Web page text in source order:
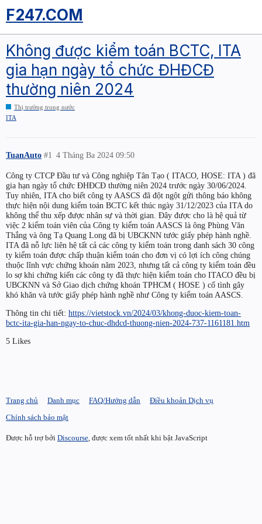
F247.COM
Không được kiểm toán BCTC, ITA
gia hạn ngày tổ chức ĐHĐCĐ
thường niên 2024
Thị trường trong nước
ITA
TuanAuto 4 Tháng Ba 2024 09:50
#1
Công ty CTCP Đầu tư và Công nghiệp Tân Tạo ( ITACO, HOSE: ITA ) đã
gia hạn ngày tổ chức ĐHĐCĐ thường niên 2024 trước ngày 30/06/2024.
Tuy nhiên, ITA cho biết công ty AASCS đã đột ngột gửi thông báo không
thực hiện nội dung kiểm toán BCTC kết thúc ngày 31/12/2023 của ITA do
không thể thu xếp được nhân sự và thời gian. Đây được cho là hệ quả từ
việc 2 kiểm toán viên của Công ty kiểm toán AASCS là ông Phùng Văn
Thắng và ông Tạ Quang Long đã bị UBCKNN tước giấy phép hành nghề.
ITA đã nỗ lực liên hệ tất cả các công ty kiểm toán trong danh sách 30 công
ty kiểm toán được chấp thuận kiểm toán cho đơn vị có lợi ích công chúng
thuộc lĩnh vực chứng khoán năm 2023, nhưng tất cả công ty kiểm toán đều
lo sợ khi chứng kiến các công ty đã thực hiện kiểm toán cho ITACO đều bị
UBCKNN và Sở Giao dịch chứng khoán TPHCM ( HOSE ) cố tình gây
khó khăn và tước giấy phép hành nghề như Công ty kiểm toán AASCS.
Thông tin chi tiết: https://vietstock.vn/2024/03/khong-duoc-kiem-toan-
bctc-ita-gia-han-ngay-to-chuc-dhdcd-thuong-nien-2024-737-1161181.htm
5 Likes
Trang chủ Danh mục FAQ/Hướng dẫn
Điều khoản Dịch vụ
Chính sách bảo mật
Được hỗ trợ bởi Discourse, được xem tốt nhất khi bật JavaScript